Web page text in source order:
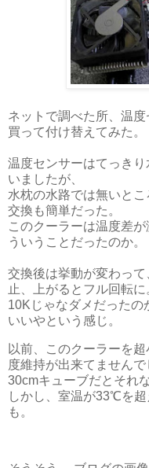
ネットで調べた所、温
買って付け替えてみた。
温度センサーはてっき
いましたが、
水枕の水路では無いと
交換も簡単だった。
このクーラーは温度差
ういうことだったのか。
交換後は挙動が変わっ
止、上がるとフル回転に
10Kじゃなダメだったの
いいやという感じ。
以前、このクーラーを
度維持が出来てませんで
30cmキューブだとそれ
しかし、室温が33℃を
も。